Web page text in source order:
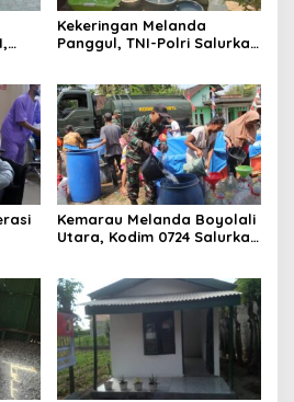
Kekeringan Melanda
Panggul, TNI-Polri Salurkan
Kemarau Melanda Boyolali
Utara, Kodim 0724 Salurkan